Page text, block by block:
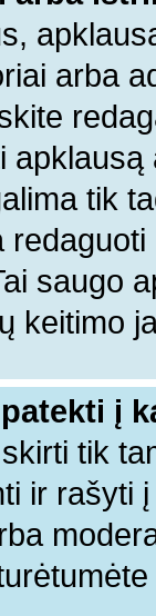
arba
tik
saugo
keitimo
į
tik
ir rašyti